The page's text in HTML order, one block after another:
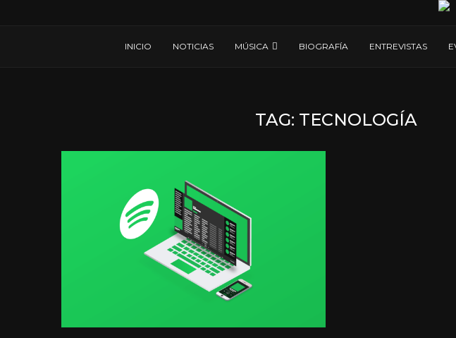
INICIO NOTICIAS MÚSICA BIOGRAFÍA ENTREVISTAS
TAG: TECNOLOGÍA